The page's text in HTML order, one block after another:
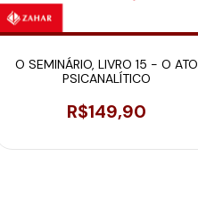
O SEMINÁRIO, LIVRO 15 - O ATO
PSICANALÍTICO
R$149,90